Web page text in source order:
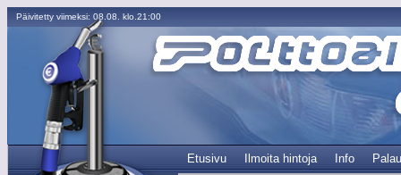
Päivitetty viimeksi: 08.08. klo.21:00
Etusivu Ilmoita hintoja Info